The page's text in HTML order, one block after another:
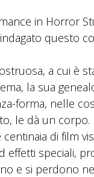
in Horror
questo
a cui è
la sua
forma, nelle
le dà un corpo.
di film
effetti speciali,
e si perdono